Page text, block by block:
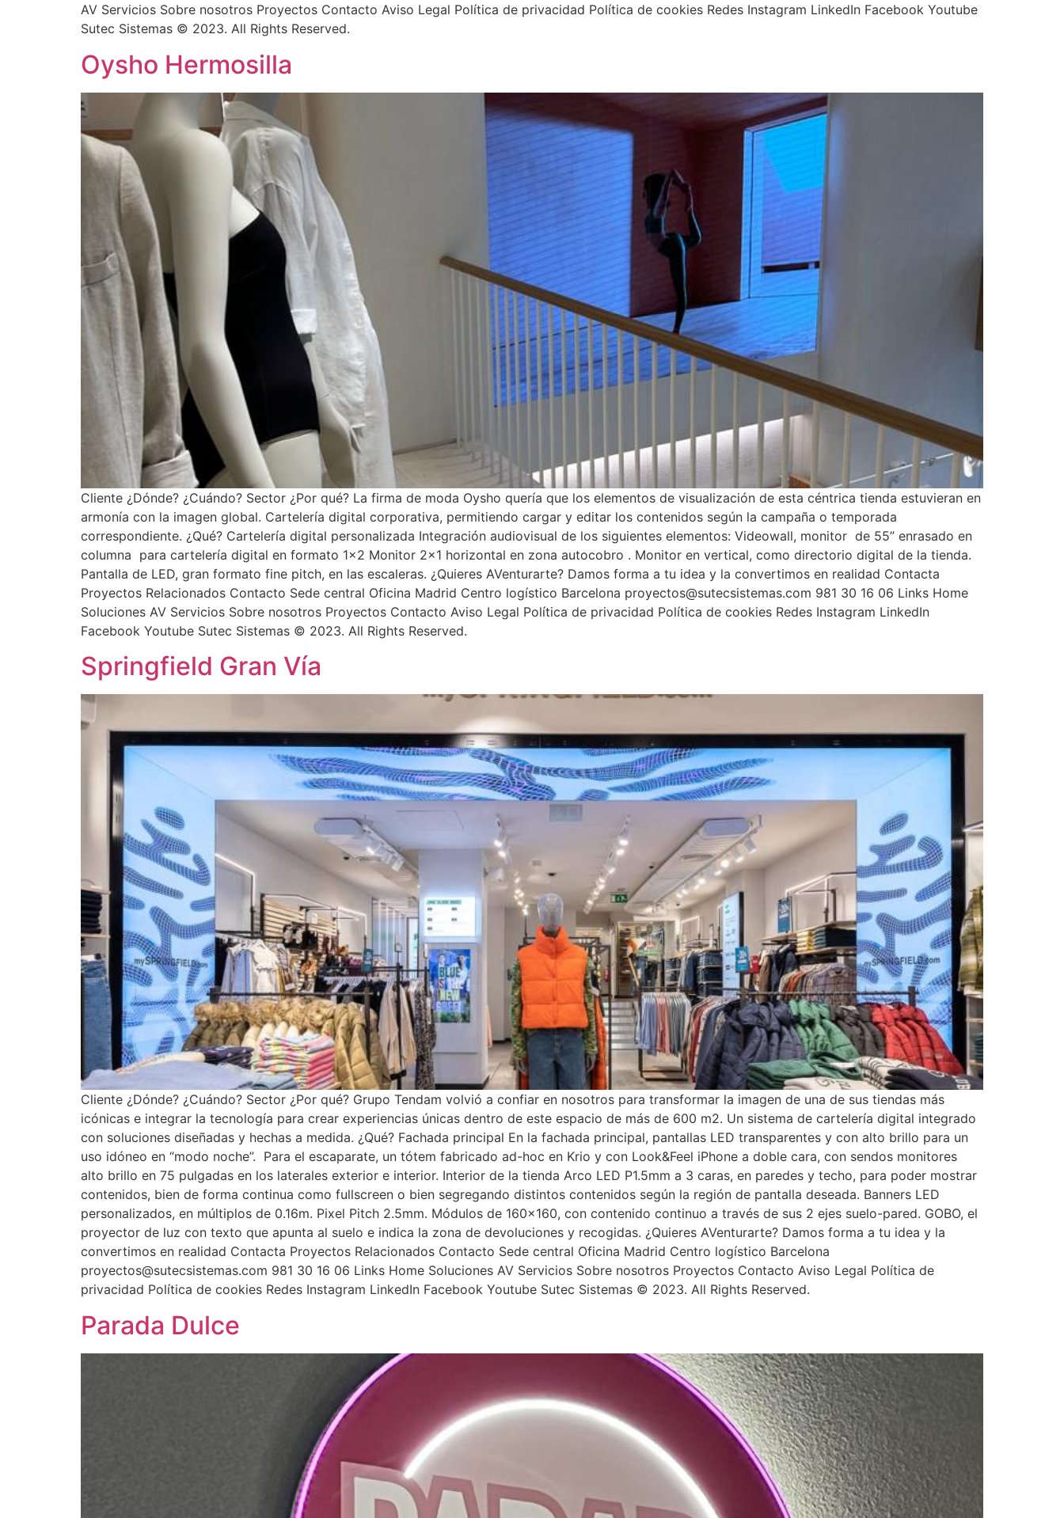
AV Servicios Sobre nosotros Proyectos Contacto Aviso Legal Política de privacidad Política de cookies Redes Instagram LinkedIn Facebook Youtube
Sutec Sistemas © 2023. All Rights Reserved.
Oysho Hermosilla
Cliente ¿Dónde? ¿Cuándo? Sector ¿Por qué? La firma de moda Oysho quería que los elementos de visualización de esta céntrica tienda estuvieran en
armonía con la imagen global. Cartelería digital corporativa, permitiendo cargar y editar los contenidos según la campaña o temporada
correspondiente. ¿Qué? Cartelería digital personalizada Integración audiovisual de los siguientes elementos: Videowall, monitor de 55” enrasado en
columna para cartelería digital en formato 1×2 Monitor 2×1 horizontal en zona autocobro . Monitor en vertical, como directorio digital de la tienda.
Pantalla de LED, gran formato fine pitch, en las escaleras. ¿Quieres AVenturarte? Damos forma a tu idea y la convertimos en realidad Contacta
Proyectos Relacionados Contacto Sede central Oficina Madrid Centro logístico Barcelona proyectos@sutecsistemas.com 981 30 16 06 Links Home
Soluciones AV Servicios Sobre nosotros Proyectos Contacto Aviso Legal Política de privacidad Política de cookies Redes Instagram LinkedIn
Facebook Youtube Sutec Sistemas © 2023. All Rights Reserved.
Springfield Gran Vía
Cliente ¿Dónde? ¿Cuándo? Sector ¿Por qué? Grupo Tendam volvió a confiar en nosotros para transformar la imagen de una de sus tiendas más
icónicas e integrar la tecnología para crear experiencias únicas dentro de este espacio de más de 600 m2. Un sistema de cartelería digital integrado
con soluciones diseñadas y hechas a medida. ¿Qué? Fachada principal En la fachada principal, pantallas LED transparentes y con alto brillo para un
uso idóneo en “modo noche”. Para el escaparate, un tótem fabricado ad-hoc en Krio y con Look&Feel iPhone a doble cara, con sendos monitores
alto brillo en 75 pulgadas en los laterales exterior e interior. Interior de la tienda Arco LED P1.5mm a 3 caras, en paredes y techo, para poder mostrar
contenidos, bien de forma continua como fullscreen o bien segregando distintos contenidos según la región de pantalla deseada. Banners LED
personalizados, en múltiplos de 0.16m. Pixel Pitch 2.5mm. Módulos de 160×160, con contenido continuo a través de sus 2 ejes suelo-pared. GOBO, el
proyector de luz con texto que apunta al suelo e indica la zona de devoluciones y recogidas. ¿Quieres AVenturarte? Damos forma a tu idea y la
convertimos en realidad Contacta Proyectos Relacionados Contacto Sede central Oficina Madrid Centro logístico Barcelona
proyectos@sutecsistemas.com 981 30 16 06 Links Home Soluciones AV Servicios Sobre nosotros Proyectos Contacto Aviso Legal Política de
privacidad Política de cookies Redes Instagram LinkedIn Facebook Youtube Sutec Sistemas © 2023. All Rights Reserved.
Parada Dulce